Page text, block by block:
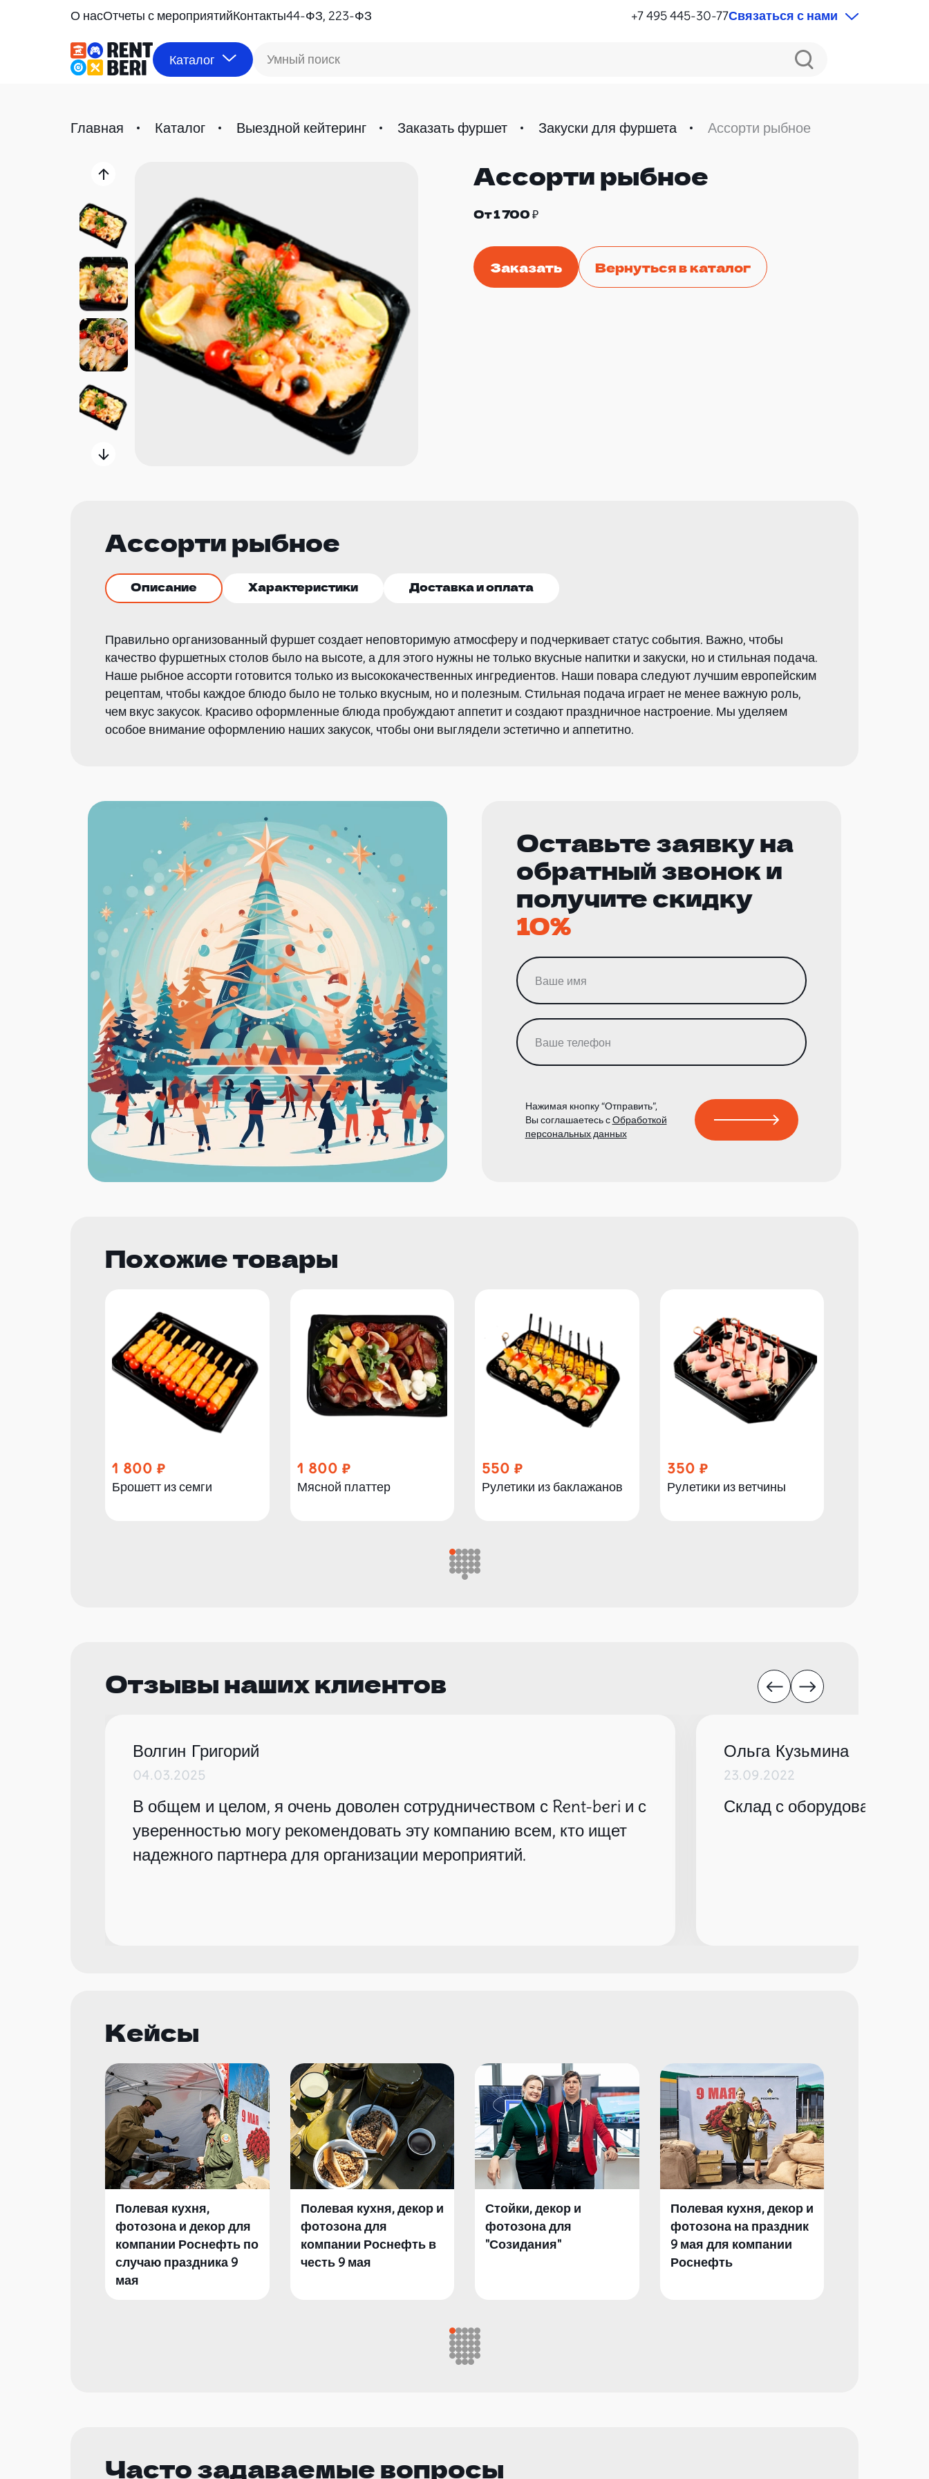
О насОтчеты с мероприятийКонтакты44-ФЗ, 223-ФЗ +7 495 445-30-77Связаться с нами
Каталог Умный поиск
Главная Каталог Выездной кейтеринг Заказать фуршет Закуски для фуршета Ассорти рыбное
Ассорти рыбное
От 1 700 ₽
Заказать Вернуться в каталог
Ассорти рыбное
Описание Характеристики Доставка и оплата
Правильно организованный фуршет создает неповторимую атмосферу и подчеркивает статус события. Важно, чтобы
качество фуршетных столов было на высоте, а для этого нужны не только вкусные напитки и закуски, но и стильная подача.
Наше рыбное ассорти готовится только из высококачественных ингредиентов. Наши повара следуют лучшим европейским
рецептам, чтобы каждое блюдо было не только вкусным, но и полезным. Стильная подача играет не менее важную роль,
чем вкус закусок. Красиво оформленные блюда пробуждают аппетит и создают праздничное настроение. Мы уделяем
особое внимание оформлению наших закусок, чтобы они выглядели эстетично и аппетитно.
Оставьте заявку на
обратный звонок и
получите скидку
10%
Нажимая кнопку “Отправить”,
Вы соглашаетесь сОбработкой
персональных данных
Похожие товары
1 800
Брошетт из семги
1 800
Мясной платтер
550
Рулетики из баклажанов
350
Рулетики из ветчины
Отзывы наших клиентов
Волгин Григорий
04.03.2025
В общем и целом, я очень доволен сотрудничеством с Rent-beri и с
уверенностью могу рекомендовать эту компанию всем, кто ищет
надежного партнера для организации мероприятий.
Ольга Кузьмина
23.09.2022
Склад с оборудованием
Кейсы
Полевая кухня,
фотозона и декор для
компании Роснефть по
случаю праздника 9
мая
Полевая кухня, декор и
фотозона для
компании Роснефть в
честь 9 мая
Стойки, декор и
фотозона для
"Созидания"
Полевая кухня, декор и
фотозона на праздник
9 мая для компании
Роснефть
Часто задаваемые вопросы